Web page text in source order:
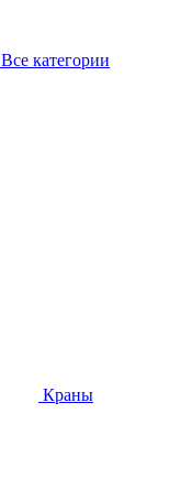
Все категории
Краны